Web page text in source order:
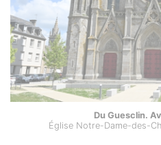
Du Guesclin.
Église Notre-Dame-des-